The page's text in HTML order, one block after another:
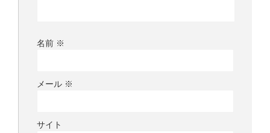
名前 ※
メール ※
サイト